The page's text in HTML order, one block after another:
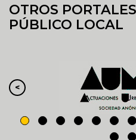
OTROS
PÚBLICO LOCAL